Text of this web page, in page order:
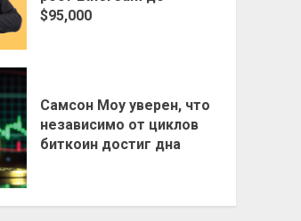
$95,000
Самсон Моу уверен, что
независимо от циклов
биткоин достиг дна